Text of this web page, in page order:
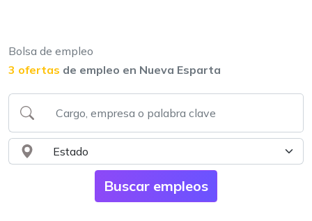
Bolsa de empleo
3 ofertas de empleo en Nueva Esparta